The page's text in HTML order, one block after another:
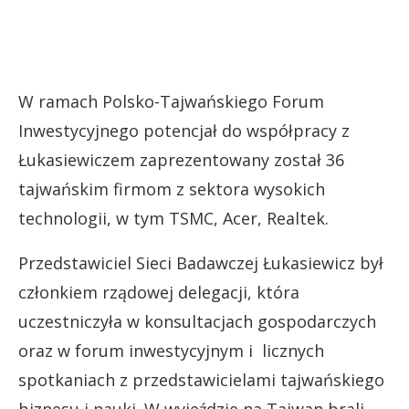
W ramach Polsko-Tajwańskiego Forum
Inwestycyjnego potencjał do współpracy z
Łukasiewiczem zaprezentowany został 36
tajwańskim firmom z sektora wysokich
technologii, w tym TSMC, Acer, Realtek.
Przedstawiciel Sieci Badawczej Łukasiewicz był
członkiem rządowej delegacji, która
uczestniczyła w konsultacjach gospodarczych
oraz w forum inwestycyjnym i licznych
spotkaniach z przedstawicielami tajwańskiego